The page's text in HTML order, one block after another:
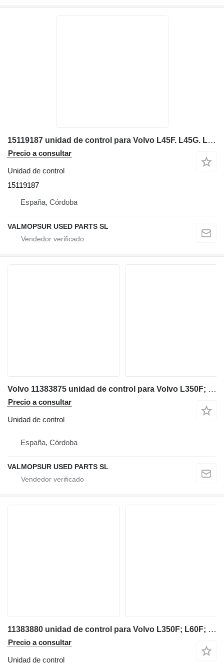
15119187 unidad de control para Volvo L45F. L45G. L50F. L50G. L60F. L60G L70F. L70G. L90F. L90G L105. L110F. L110G. L120F. L120G. 150F. L150G. L180F. L180G. L220F. L220G. L250G. L350F cargadora de ruedas
Precio a consultar
Unidad de control
15119187
España, Córdoba
VALMOPSUR USED PARTS SL
Volvo 11383875 unidad de control para Volvo L350F; L60F; L70F; L90F; L110F; L120F; L150F; L180F; L180F HL; L220F; L150G; L180G; L220G; L180G HL; L250G; L110G; L120G; L60G; L70G; L90G; SD115; L105; DD110B; DD120B; DD140B; SD135; L60GZ; L90GZ; L120GZ cargadora de ruedas
Precio a consultar
Unidad de control
España, Córdoba
VALMOPSUR USED PARTS SL
11383880 unidad de control para Volvo L350F; L60F; L70F; L90F; L110F; L120F; L150F; L180F; L180F HL; L220F; L45F; L50F; L150G; L180G; L220G; L180G HL; L250G; L110G; L120G; L60G; L70G; L90G; L45G; L50G; cargadora de ruedas
Precio a consultar
Unidad de control